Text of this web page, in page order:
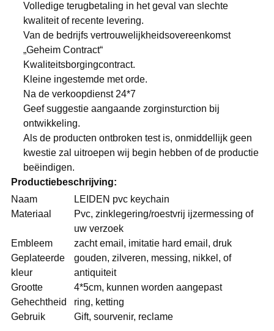
Volledige terugbetaling in het geval van slechte
kwaliteit of recente levering.
Van de bedrijfs vertrouwelijkheidsovereenkomst
„Geheim Contract“
Kwaliteitsborgingcontract.
Kleine ingestemde met orde.
Na de verkoopdienst 24*7
Geef suggestie aangaande zorginsturction bij
ontwikkeling.
Als de producten ontbroken test is, onmiddellijk geen
kwestie zal uitroepen wij begin hebben of de productie
beëindigen.
Productiebeschrijving:
Naam
LEIDEN pvc keychain
Materiaal
Pvc, zinklegering/roestvrij ijzermessing of
uw verzoek
Embleem
zacht email, imitatie hard email, druk
Geplateerde
kleur
gouden, zilveren, messing, nikkel, of
antiquiteit
Grootte
4*5cm, kunnen worden aangepast
Gehechtheid
ring, ketting
Gebruik
Gift, sourvenir, reclame